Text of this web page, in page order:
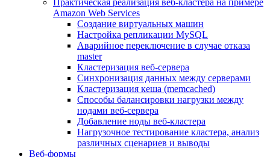
Практическая реализация веб-кластера на примере
Amazon Web Services
Создание виртуальных машин
Настройка репликации MySQL
Аварийное переключение в случае отказа
master
Кластеризация веб-сервера
Синхронизация данных между серверами
Кластеризация кеша (memcached)
Способы балансировки нагрузки между
нодами веб-сервера
Добавление ноды веб-кластера
Нагрузочное тестирование кластера, анализ
различных сценариев и выводы
Веб-формы